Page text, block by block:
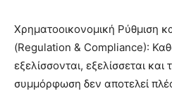
Χρηματοοικονομική Ρύθμιση
(Regulation & Compliance):
εξελίσσονται, εξελίσσεται και
συμμόρφωση δεν αποτελεί